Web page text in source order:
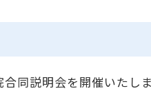
同説明会を開催いたしま